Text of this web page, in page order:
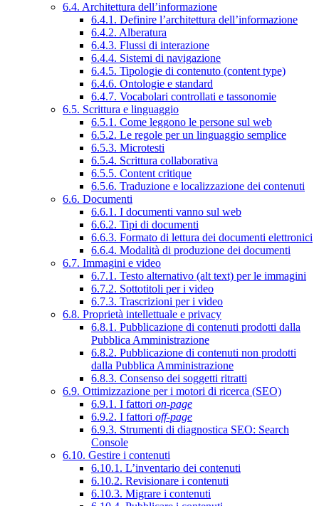
6.4. Architettura dell’informazione
6.4.1. Definire l’architettura dell’informazione
6.4.2. Alberatura
6.4.3. Flussi di interazione
6.4.4. Sistemi di navigazione
6.4.5. Tipologie di contenuto (content type)
6.4.6. Ontologie e standard
6.4.7. Vocabolari controllati e tassonomie
6.5. Scrittura e linguaggio
6.5.1. Come leggono le persone sul web
6.5.2. Le regole per un linguaggio semplice
6.5.3. Microtesti
6.5.4. Scrittura collaborativa
6.5.5. Content critique
6.5.6. Traduzione e localizzazione dei contenuti
6.6. Documenti
6.6.1. I documenti vanno sul web
6.6.2. Tipi di documenti
6.6.3. Formato di lettura dei documenti elettronici
6.6.4. Modalità di produzione dei documenti
6.7. Immagini e video
6.7.1. Testo alternativo (alt text) per le immagini
6.7.2. Sottotitoli per i video
6.7.3. Trascrizioni per i video
6.8. Proprietà intellettuale e privacy
6.8.1. Pubblicazione di contenuti prodotti dalla
Pubblica Amministrazione
6.8.2. Pubblicazione di contenuti non prodotti
dalla Pubblica Amministrazione
6.8.3. Consenso dei soggetti ritratti
6.9. Ottimizzazione per i motori di ricerca (SEO)
6.9.1. I fattori on-page
6.9.2. I fattori off-page
6.9.3. Strumenti di diagnostica SEO: Search
Console
6.10. Gestire i contenuti
6.10.1. L’inventario dei contenuti
6.10.2. Revisionare i contenuti
6.10.3. Migrare i contenuti